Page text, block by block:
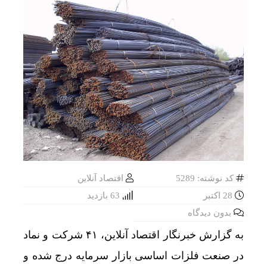
کد نوشته: 5289
اقتصاد آنلاین
بدون دیدگاه
به گزارش خبرنگار اقتصاد آنلاین، ۴۱ شرکت و نماد
در صنعت فلزات اساسی بازار سرمایه درج شده و